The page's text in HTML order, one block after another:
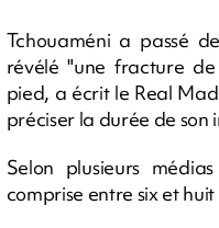
Tchouaméni a passé
révélé "une fracture
pied, a écrit le Real
préciser la durée de son
Selon plusieurs
comprise entre six et huit